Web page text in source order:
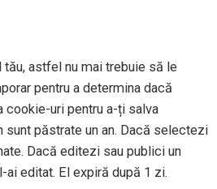
astfel nu mai trebuie să le
pentru a determina dacă
cookie-uri pentru a-ți salva
păstrate un an. Dacă selectezi
Dacă editezi sau publici un
editat. El expiră după 1 zi.